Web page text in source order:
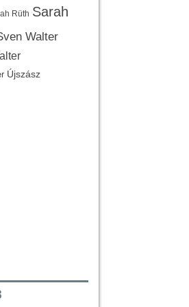
Rüth Sarah
Walter
Újszász